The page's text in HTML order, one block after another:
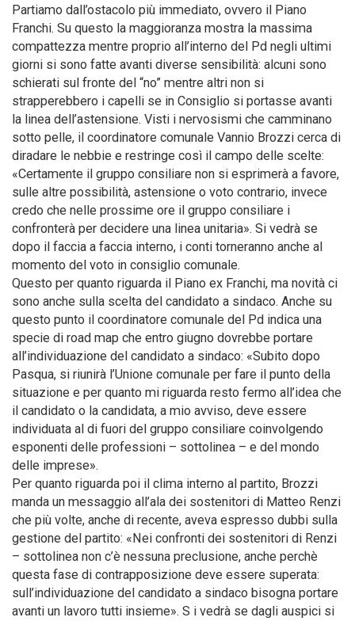
Partiamo dall’ostacolo più immediato, ovvero il Piano
Franchi. Su questo la maggioranza mostra la massima
compattezza mentre proprio all’interno del Pd negli ultimi
giorni si sono fatte avanti diverse sensibilità: alcuni sono
schierati sul fronte del “no” mentre altri non si
strapperebbero i capelli se in Consiglio si portasse avanti
la linea dell’astensione. Visti i nervosismi che camminano
sotto pelle, il coordinatore comunale Vannio Brozzi cerca di
diradare le nebbie e restringe così il campo delle scelte:
«Certamente il gruppo consiliare non si esprimerà a favore,
sulle altre possibilità, astensione o voto contrario, invece
credo che nelle prossime ore il gruppo consiliare i
confronterà per decidere una linea unitaria». Si vedrà se
dopo il faccia a faccia interno, i conti torneranno anche al
momento del voto in consiglio comunale.
Questo per quanto riguarda il Piano ex Franchi, ma novità ci
sono anche sulla scelta del candidato a sindaco. Anche su
questo punto il coordinatore comunale del Pd indica una
specie di road map che entro giugno dovrebbe portare
all’individuazione del candidato a sindaco: «Subito dopo
Pasqua, si riunirà l’Unione comunale per fare il punto della
situazione e per quanto mi riguarda resto fermo all’idea che
il candidato o la candidata, a mio avviso, deve essere
individuata al di fuori del gruppo consiliare coinvolgendo
esponenti delle professioni – sottolinea – e del mondo
delle imprese».
Per quanto riguarda poi il clima interno al partito, Brozzi
manda un messaggio all’ala dei sostenitori di Matteo Renzi
che più volte, anche di recente, aveva espresso dubbi sulla
gestione del partito: «Nei confronti dei sostenitori di Renzi
– sottolinea non c’è nessuna preclusione, anche perchè
questa fase di contrapposizione deve essere superata:
sull’individuazione del candidato a sindaco bisogna portare
avanti un lavoro tutti insieme». S i vedrà se dagli auspici si